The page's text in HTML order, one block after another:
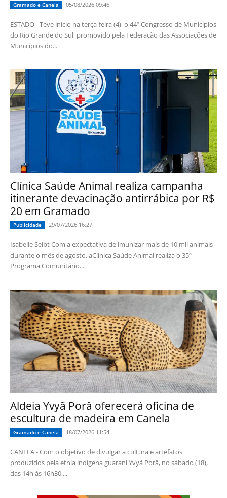
Gramado e Canela 05/08/2026 09:46
ESTADO - Teve início na terça-feira (4), o 44º Congresso de Municípios
do Rio Grande do Sul, promovido pela Federação das Associações de
Municípios do...
Clínica Saúde Animal realiza campanha
itinerante devacinação antirrábica por R$
20 em Gramado
Publicidade 29/07/2026 16:27
Isabelle Seibt Com a expectativa de imunizar mais de 10 mil animais
durante o mês de agosto, aClínica Saúde Animal realiza o 35º
Programa Comunitário...
Aldeia Yvyã Porâ oferecerá oficina de
escultura de madeira em Canela
Gramado e Canela 18/07/2026 11:54
CANELA - Com o objetivo de divulgar a cultura e artefatos
produzidos pela etnia indígena guarani Yvyã Porâ, no sábado (18),
das 14h às 16h30,...